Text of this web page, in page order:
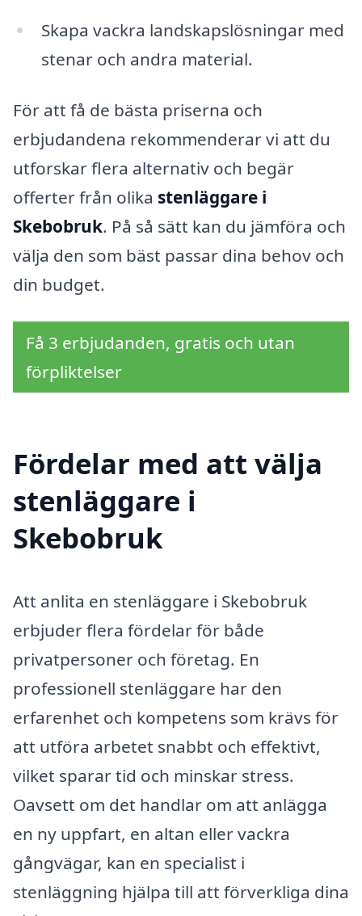
Skapa vackra landskapslösningar med
stenar och andra material.
För att få de bästa priserna och
erbjudandena rekommenderar vi att du
utforskar flera alternativ och begär
offerter från olika stenläggare i
Skebobruk. På så sätt kan du jämföra och
välja den som bäst passar dina behov och
din budget.
Få 3 erbjudanden, gratis och utan
förpliktelser
Fördelar med att välja
stenläggare i
Skebobruk
Att anlita en stenläggare i Skebobruk
erbjuder flera fördelar för både
privatpersoner och företag. En
professionell stenläggare har den
erfarenhet och kompetens som krävs för
att utföra arbetet snabbt och effektivt,
vilket sparar tid och minskar stress.
Oavsett om det handlar om att anlägga
en ny uppfart, en altan eller vackra
gångvägar, kan en specialist i
stenläggning hjälpa till att förverkliga dina